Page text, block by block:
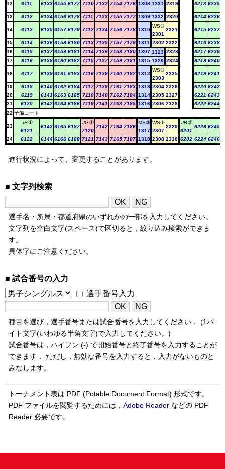
12 6111 6133 6155 6177 7110 7132 7154 7176 1308 1331 2319 6213 6235
13
6112 6134 6156 6178 7111 7133 7155 7177 1309 1332 2320 6214 6236
14 6113 6135 6157 6179 7112 7134 7156 7178 1310
WS③
2301
2321 6215 6237
15 6114 6136 6158 6180 7113 7135 7157 7179 1311 2302 2322 6216 6238
16
6115 6137 6159 6181 7114 7136 7158 7180 1307 1323 2323 6217 6239
17
6116 6138 6160 6182 7115 7137 7159 7181 1315 1329 2324 6218 6240
18 6117 6139 6161 6183 7116 7138 7160 7182 1312
WS③
2303
2325 6219 6241
19 6118 6140 6162 6184 7117 7139 7161 7183 1313 2304 2326 6220 6242
20
6119 6141 6163 6185 7118 7140 7162 7184 1314 2305 2327 6221 6243
21
6120 6142 6164 6186 7119 7141 7163 7185 1316 2306 2328 6222 6244
22 予備コート
23
JB①
6121
6143 6165 6187
JG①
7120
7142 7164 7186
MS③
1317
WS③
2307
2329
JB②
6201
6223 6245
24
6122 6144 6166 6188 7121 7143 7165 7187 1318 2308 2330 6202 6224 6246
進行状況によって、変更することがあります。
文字列検索
選手名・所属・都道府県のいずれかの一部を入力してください。
文字列を空白文字(スペース)で区切ると，絞り込み検索ができま
す。
異体字にご注意ください。
試合番号の入力
選手番号入力
種目を選び，選手番号または試合番号を入力してください． (1バ
イト文字(いわゆる半角文字)で入力してください。)
試合番号は，ハイフン (-) で開始番号と終了番号を入力することが
できます． ただし，無効な番号を入力すると，入力がないものと
みなします。
トーナメント表は PDF (Potable Document Format) 形式です。
PDF ファイルを閲覧するためには， Adobe Reader などの PDF
Reader 必要です。